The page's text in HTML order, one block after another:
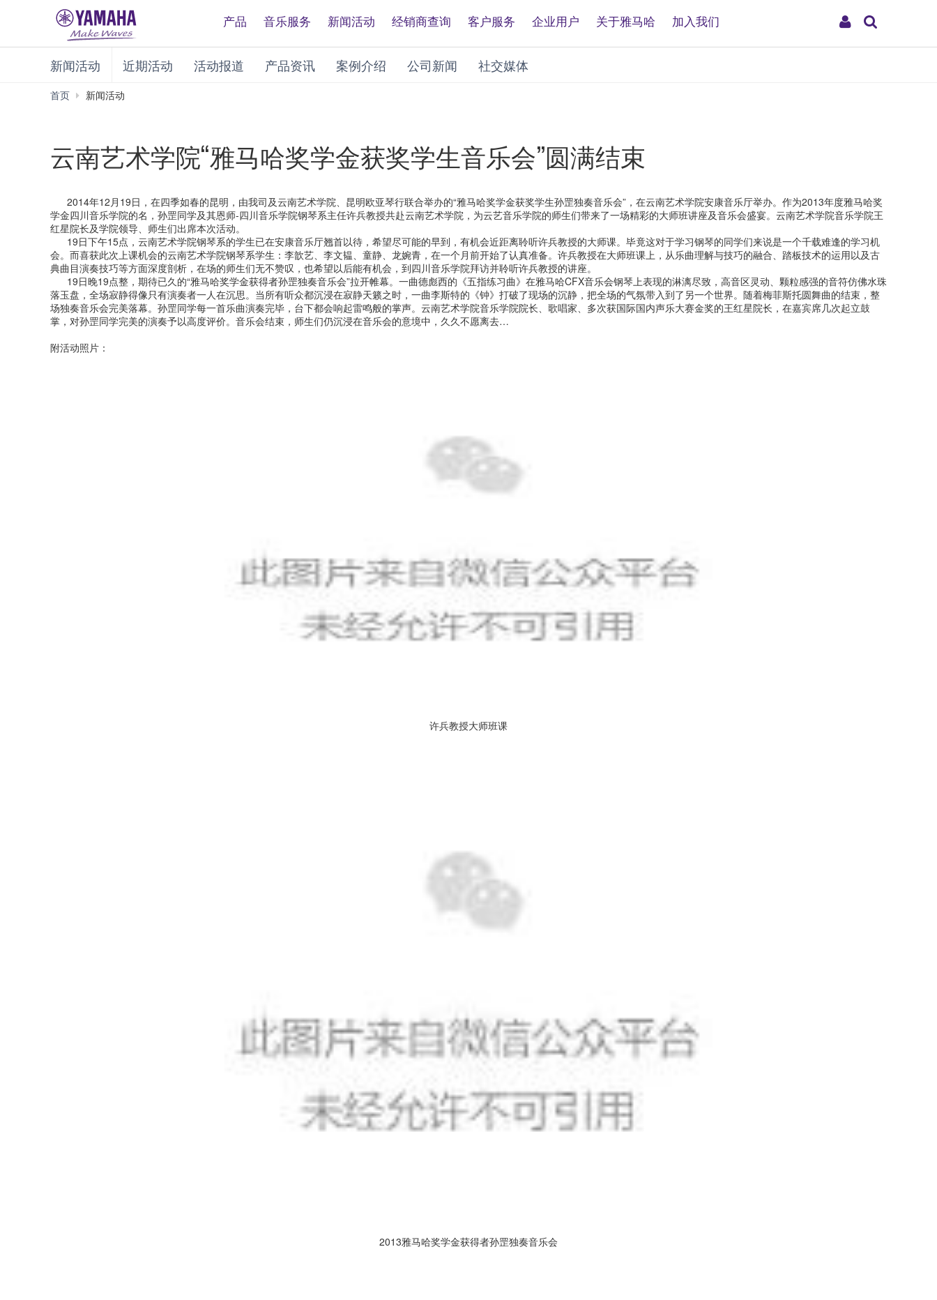
My
产品 音乐服务 新闻活动 经销商查询 客户服务 企业用户 关于雅马哈 加入我们
新闻活动 近期活动 活动报道 产品资讯 案例介绍 公司新闻 社交媒体
首页 新闻活动
云南艺术学院“雅马哈奖学金获奖学生音乐会”圆满结束
2014年12月19日，在四季如春的昆明，由我司及云南艺术学院、昆明欧亚琴行联合举办的“雅马哈奖学金获奖学生孙罡独奏音乐会”，在云南艺术学院安康音乐厅举办。作为2013年度雅马哈奖
学金四川音乐学院的名，孙罡同学及其恩师-四川音乐学院钢琴系主任许兵教授共赴云南艺术学院，为云艺音乐学院的师生们带来了一场精彩的大师班讲座及音乐会盛宴。云南艺术学院音乐学院王
红星院长及学院领导、师生们出席本次活动。
19日下午15点，云南艺术学院钢琴系的学生已在安康音乐厅翘首以待，希望尽可能的早到，有机会近距离聆听许兵教授的大师课。毕竟这对于学习钢琴的同学们来说是一个千载难逢的学习机
会。而喜获此次上课机会的云南艺术学院钢琴系学生：李歆艺、李文韫、童静、龙婉青，在一个月前开始了认真准备。许兵教授在大师班课上，从乐曲理解与技巧的融合、踏板技术的运用以及古
典曲目演奏技巧等方面深度剖析，在场的师生们无不赞叹，也希望以后能有机会，到四川音乐学院拜访并聆听许兵教授的讲座。
19日晚19点整，期待已久的“雅马哈奖学金获得者孙罡独奏音乐会”拉开帷幕。一曲德彪西的《五指练习曲》在雅马哈CFX音乐会钢琴上表现的淋漓尽致，高音区灵动、颗粒感强的音符仿佛水珠
落玉盘，全场寂静得像只有演奏者一人在沉思。当所有听众都沉浸在寂静天籁之时，一曲李斯特的《钟》打破了现场的沉静，把全场的气氛带入到了另一个世界。随着梅菲斯托圆舞曲的结束，整
场独奏音乐会完美落幕。孙罡同学每一首乐曲演奏完毕，台下都会响起雷鸣般的掌声。云南艺术学院音乐学院院长、歌唱家、多次获国际国内声乐大赛金奖的王红星院长，在嘉宾席几次起立鼓
掌，对孙罡同学完美的演奏予以高度评价。音乐会结束，师生们仍沉浸在音乐会的意境中，久久不愿离去…
附活动照片：
许兵教授大师班课
2013雅马哈奖学金获得者孙罡独奏音乐会